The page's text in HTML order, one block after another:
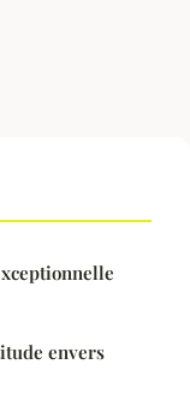
envers